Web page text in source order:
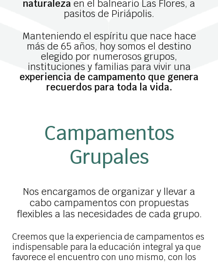
naturaleza en el balneario Las Flores, a
pasitos de Piriápolis.
Manteniendo el espíritu que nace hace
más de 65 años, hoy somos el destino
elegido por numerosos grupos,
instituciones y familias para vivir una
experiencia de campamento que genera
recuerdos para toda la vida.
Campamentos
Grupales
Nos encargamos de organizar y llevar a
cabo campamentos con propuestas
flexibles a las necesidades de cada grupo.
Creemos que la experiencia de campamentos es
indispensable para la educación integral ya que
favorece el encuentro con uno mismo, con los